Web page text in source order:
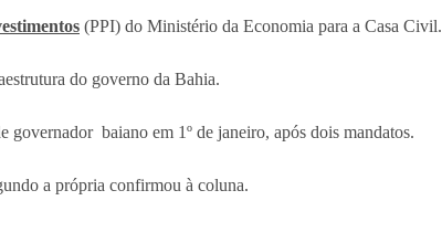
(PPI) do Ministério da Economia para a Casa Civil.
do governo da Bahia.
governador baiano em 1º de janeiro, após dois mandatos.
a própria confirmou à coluna.